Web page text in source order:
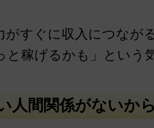
がすぐに収入につなが
と稼げるかも」という
人間関係がないから